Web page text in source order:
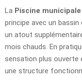
La Piscine
principe avec un
un atout
mois chauds. En
sensation plus ouverte
une structure